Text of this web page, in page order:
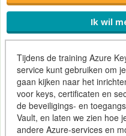
Ik wil
Tijdens de training Azure
service kunt gebruiken om
gaan kijken naar het
voor keys, certificaten en
de beveiligings- en
Vault, en laten we zien hoe
andere Azure-services en